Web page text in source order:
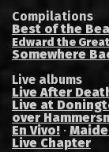
Compilations
Best of the
Edward the Great
Somewhere
Live albums
Live After
Live at
over
En Vivo! ·
Live Chapter